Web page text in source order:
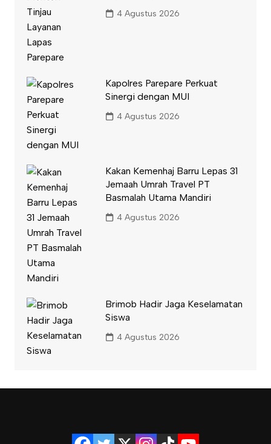
4 Agustus 2026
Kapolres Parepare Perkuat
Sinergi dengan MUI
4 Agustus 2026
Kakan Kemenhaj Barru Lepas 31
Jemaah Umrah Travel PT
Basmalah Utama Mandiri
4 Agustus 2026
Brimob Hadir Jaga Keselamatan
Siswa
4 Agustus 2026